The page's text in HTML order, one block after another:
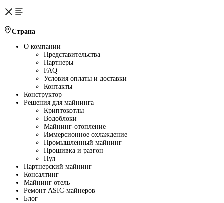
Страна
О компании
Представительства
Партнеры
FAQ
Условия оплаты и доставки
Контакты
Конструктор
Решения для майнинга
Криптокотлы
Водоблоки
Майнинг-отопление
Иммерсионное охлаждение
Промышленный майнинг
Прошивка и разгон
Пул
Партнерский майнинг
Консалтинг
Майнинг отель
Ремонт ASIC-майнеров
Блог